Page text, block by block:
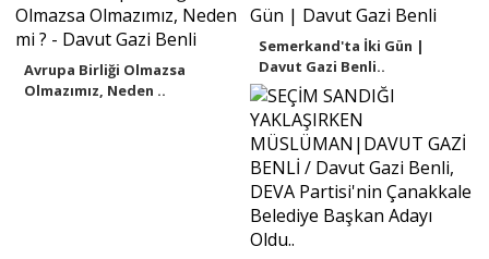
Avrupa Birliği Olmazsa
Olmazımız, Neden ..
Semerkand'ta İki Gün |
Davut Gazi Benli..